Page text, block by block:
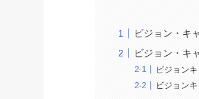
ビジョン・キ
ビジョン・キ
ビジョン
ビジョン